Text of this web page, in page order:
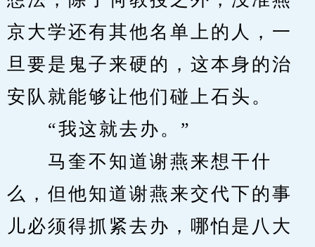
京大学还有其他名单上的人，一
旦要是鬼子来硬的，这本身的治
安队就能够让他们碰上石头。
“我这就去办。”
马奎不知道谢燕来想干什
么，但他知道谢燕来交代下的事
儿必须得抓紧去办，哪怕是八大